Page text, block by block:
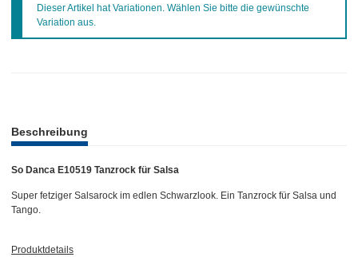
xDieser Artikel hat Variationen. Wählen Sie bitte die gewünschte
Variation aus.
Beschreibung
So Danca E10519 Tanzrock für Salsa
Super fetziger Salsarock im edlen Schwarzlook. Ein Tanzrock für Salsa und
Tango.
Produktdetails